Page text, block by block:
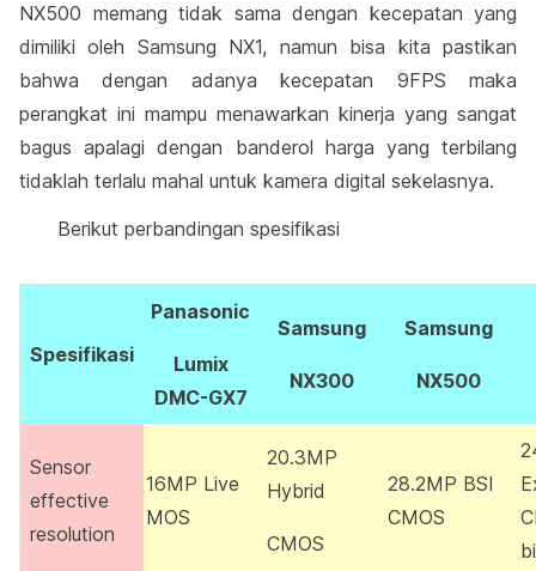
NX500 memang tidak sama dengan kecepatan yang
dimiliki oleh Samsung NX1, namun bisa kita pastikan
bahwa dengan adanya kecepatan 9FPS maka
perangkat ini mampu menawarkan kinerja yang sangat
bagus apalagi dengan banderol harga yang terbilang
tidaklah terlalu mahal untuk kamera digital sekelasnya.
Berikut perbandingan spesifikasi
Spesifikasi
Panasonic
Lumix
DMC-GX7
Samsung
NX300
Samsung
NX500
Sensor
effective
resolution
16MP Live
MOS
20.3MP
Hybrid
CMOS
28.2MP BSI
CMOS